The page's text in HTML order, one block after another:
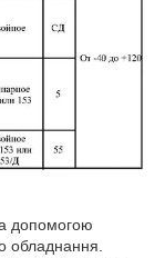
допомогою
обладнання.